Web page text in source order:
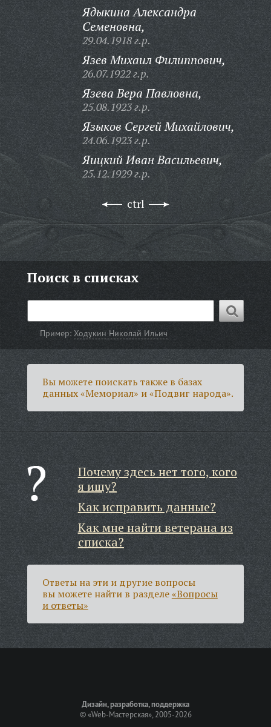
Ядыкина Александра
Семеновна,
29.04.1918 г.р.
Язев Михаил Филиппович,
26.07.1922 г.р.
Язева Вера Павловна,
25.08.1923 г.р.
Языков Сергей Михайлович,
24.06.1923 г.р.
Яицкий Иван Васильевич,
25.12.1929 г.р.
ctrl
Поиск в списках
Пример:Ходукин Николай Ильич
Вы можете поискать также в базах
данных «Мемориал» и «Подвиг народа».
Почему здесь нет того, кого
я ищу?
Как исправить данные?
Как мне найти ветерана из
списка?
Ответы на эти и другие вопросы
вы можете найти в разделе«Вопросы
и ответы»
Дизайн, разработка, поддержка
©«Web-Мастерская», 2005-2026